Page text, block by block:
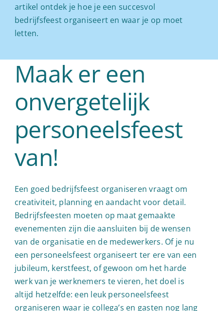
artikel ontdek je hoe je een succesvol
bedrijfsfeest organiseert en waar je op moet
letten.
Maak er een
onvergetelijk
personeelsfeest
van!
Een goed bedrijfsfeest organiseren vraagt om
creativiteit, planning en aandacht voor detail.
Bedrijfsfeesten moeten op maat gemaakte
evenementen zijn die aansluiten bij de wensen
van de organisatie en de medewerkers. Of je nu
een personeelsfeest organiseert ter ere van een
jubileum, kerstfeest, of gewoon om het harde
werk van je werknemers te vieren, het doel is
altijd hetzelfde: een leuk personeelsfeest
organiseren waar je collega’s en gasten nog lang